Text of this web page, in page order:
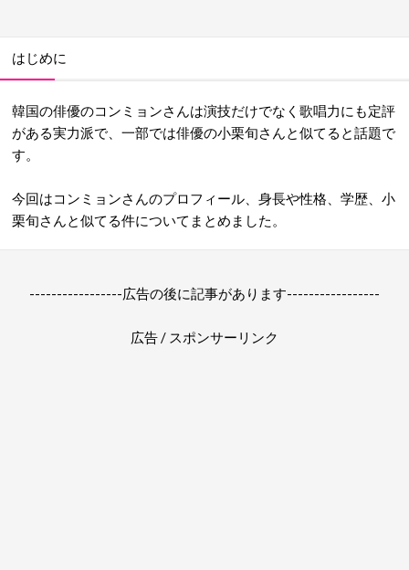
はじめに
韓国の俳優のコンミョンさんは演技だけでなく歌唱力にも定評
がある実力派で、一部では俳優の小栗旬さんと似てると話題で
す。
今回はコンミョンさんのプロフィール、身長や性格、学歴、小
栗旬さんと似てる件についてまとめました。
-----------------広告の後に記事があります-----------------
広告 / スポンサーリンク